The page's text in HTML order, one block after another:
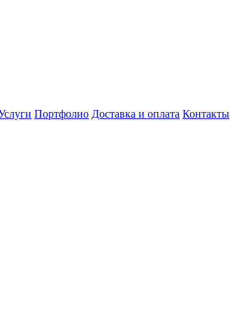
Портфолио Доставка и оплата Контакты